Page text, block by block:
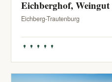
Eichberghof,
Eichberg-Trautenburg